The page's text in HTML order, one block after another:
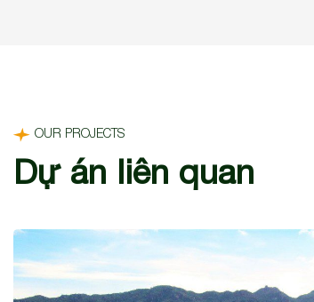
OUR PROJECTS
Dự án liên quan